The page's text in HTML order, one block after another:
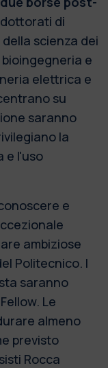
di
scienza dei
e
elettrica e
su
saranno
la
e l'uso
e
ambiziose
Politecnico. I
saranno
Le
almeno
previsto
Rocca